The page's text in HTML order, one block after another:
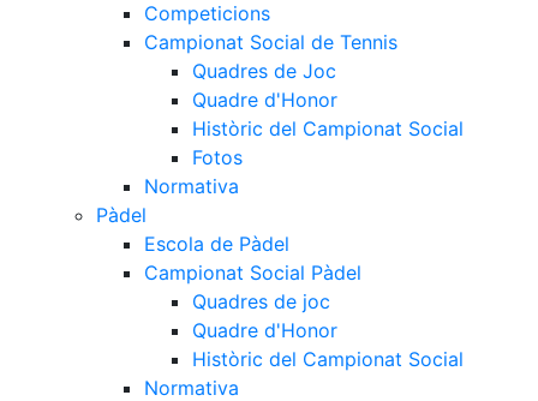
Competicions
Campionat Social de Tennis
Quadres de Joc
Quadre d'Honor
Històric del Campionat Social
Fotos
Normativa
Pàdel
Escola de Pàdel
Campionat Social Pàdel
Quadres de joc
Quadre d'Honor
Històric del Campionat Social
Normativa